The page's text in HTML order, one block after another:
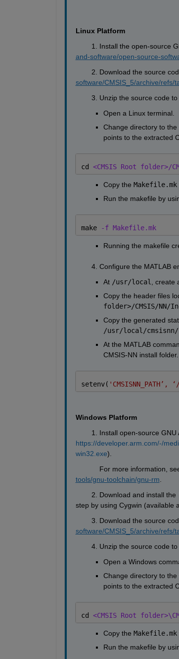
Linux Platform
        1. Install
the open-source
and-software/open-source-
2. Download the source
software/CMSIS_5/archive/refs/
3. Unzip the source code
Open a Linux terminal.
Change directory to the
points to the extracted
cd <CMSIS Root folder>/
Copy the Makefile.mk
Run the makefile by
make -f Makefile.mk
Running the makefile
        4. C
onfigure the MATLAB
At /usr/local, create
Copy the header files
folder>/CMSIS/NN/
Copy the generated
/usr/local/
At the MATLAB
CMSIS-NN install folder.
setenv(
Windows Platform
        1. Install
open-source GNU
https://developer.arm.com/-/
win32.exe).
For more information,
tools/gnu-toolchain/gnu-rm.
        2. Download and install
the
step by using Cygwin (available
3. Download the source
software/CMSIS_5/archive/refs/
4. Unzip the source code
Open a Windows
Change directory to the
points to the extracted
cd <CMSIS Root
Copy the Makefile.mk
Run the makefile by